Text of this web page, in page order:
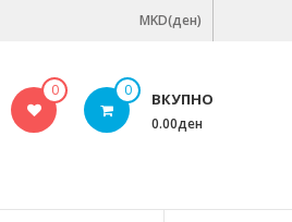
MKD(ден)
0 0 ВКУПНО
0.00ден